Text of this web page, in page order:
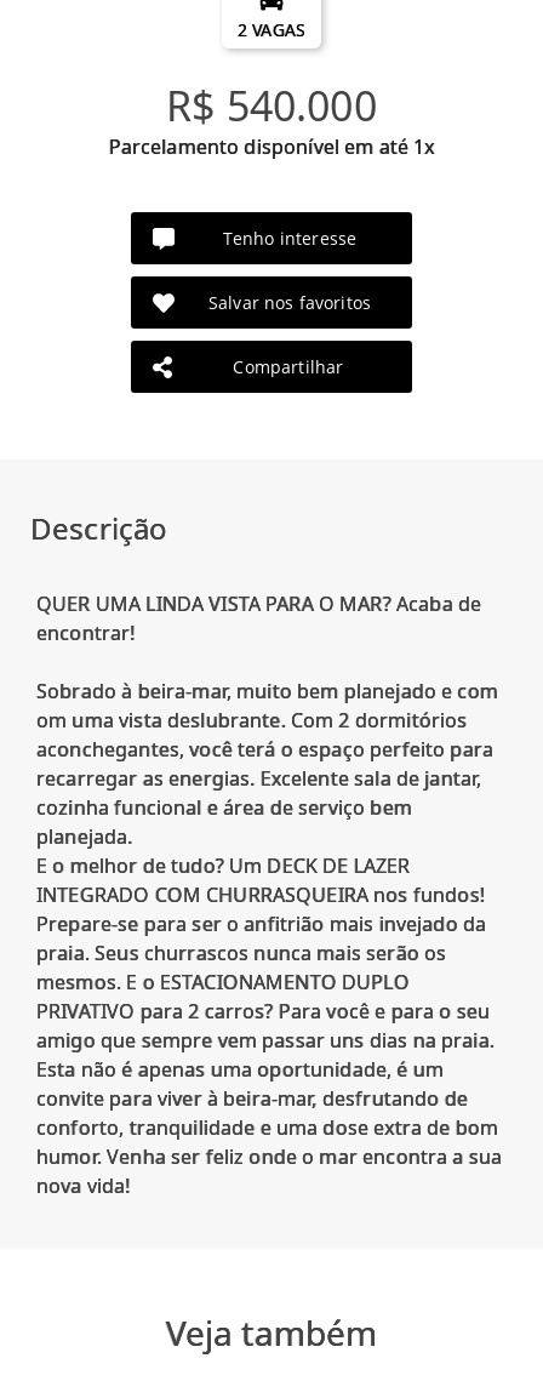
2 VAGAS
R$ 540.000
Parcelamento disponível em até 1x
Tenho interesse
Salvar nos favoritos
Compartilhar
Descrição
QUER UMA LINDA VISTA PARA O MAR? Acaba de
encontrar!
Sobrado à beira-mar, muito bem planejado e com
om uma vista deslubrante. Com 2 dormitórios
aconchegantes, você terá o espaço perfeito para
recarregar as energias. Excelente sala de jantar,
cozinha funcional e área de serviço bem
planejada.
E o melhor de tudo? Um DECK DE LAZER
INTEGRADO COM CHURRASQUEIRA nos fundos!
Prepare-se para ser o anfitrião mais invejado da
praia. Seus churrascos nunca mais serão os
mesmos. E o ESTACIONAMENTO DUPLO
PRIVATIVO para 2 carros? Para você e para o seu
amigo que sempre vem passar uns dias na praia.
Esta não é apenas uma oportunidade, é um
convite para viver à beira-mar, desfrutando de
conforto, tranquilidade e uma dose extra de bom
humor. Venha ser feliz onde o mar encontra a sua
Veja também